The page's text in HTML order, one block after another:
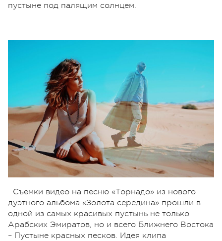
пустыне под палящим солнцем.
Съемки видео на песню «Торнадо» из нового
дуэтного альбома «Золота середина» прошли в
одной из самых красивых пустынь не только
Арабских Эмиратов, но и всего Ближнего Востока
– Пустыне красных песков. Идея клипа